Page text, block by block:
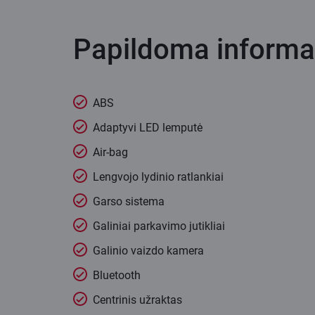
Papildoma
ABS
Adaptyvi LED lemputė
Air-bag
Lengvojo lydinio ratlankiai
Garso sistema
Galiniai parkavimo jutikliai
Galinio vaizdo kamera
Bluetooth
Centrinis užraktas